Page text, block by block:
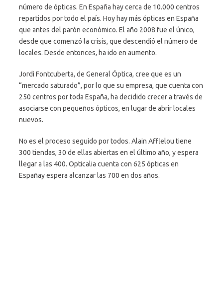
número de ópticas. En España hay cerca de 10.000 centros
repartidos por todo el país. Hoy hay más ópticas en España
que antes del parón económico. El año 2008 fue el único,
desde que comenzó la crisis, que descendió el número de
locales. Desde entonces, ha ido en aumento.
Jordi Fontcuberta, de General Óptica, cree que es un
“mercado saturado”, por lo que su empresa, que cuenta con
250 centros por toda España, ha decidido crecer a través de
asociarse con pequeños ópticos, en lugar de abrir locales
nuevos.
No es el proceso seguido por todos. Alain Afflelou tiene
300 tiendas, 30 de ellas abiertas en el último año, y espera
llegar a las 400. Opticalia cuenta con 625 ópticas en
Españay espera alcanzar las 700 en dos años.